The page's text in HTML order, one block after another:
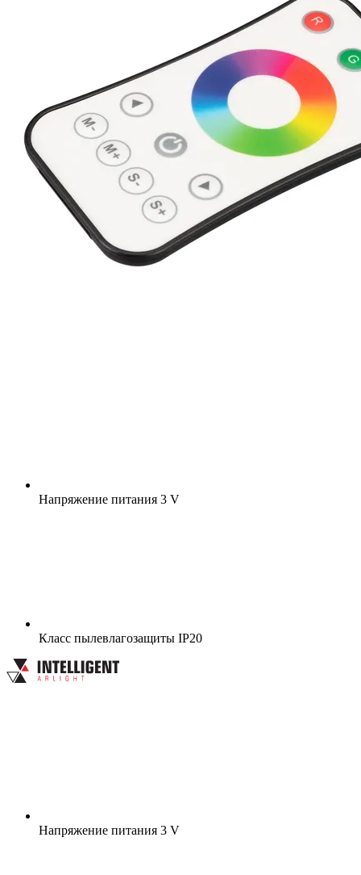
Напряжение питания 3 V
Класс пылевлагозащиты IP20
Напряжение питания 3 V